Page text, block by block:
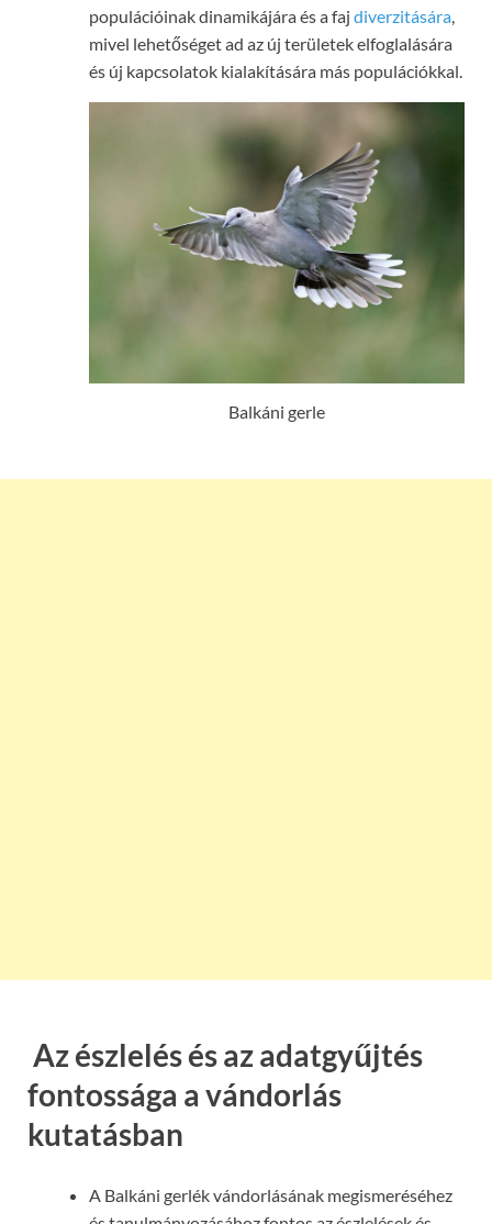
populációinak dinamikájára és a faj diverzitására
mivel lehetőséget ad az új területek elfoglalására
és új kapcsolatok kialakítására más populációkkal.
Balkáni gerle
Az észlelés és az adatgyűjtés
fontossága a vándorlás
kutatásban
A Balkáni gerlék vándorlásának megismeréséhez